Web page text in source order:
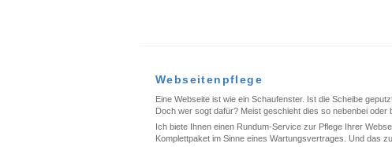
Webseitenpflege
Eine Webseite ist wie ein Schaufenster. Ist die Scheibe
Doch wer sogt dafür? Meist geschieht dies so nebenbei
Ich biete Ihnen einen Rundum-Service zur Pflege Ihrer
Komplettpaket im Sinne eines Wartungsvertrages. Und das